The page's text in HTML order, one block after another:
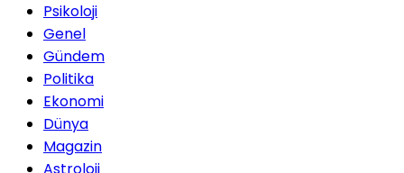
Psikoloji
Genel
Gündem
Politika
Ekonomi
Dünya
Magazin